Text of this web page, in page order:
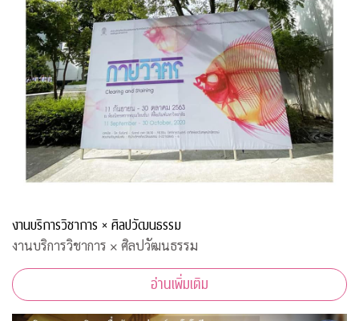
งานบริการวิชาการ × ศิลปวัฒนธรรม
งานบริการวิชาการ × ศิลปวัฒนธรรม
อ่านเพิ่มเติม